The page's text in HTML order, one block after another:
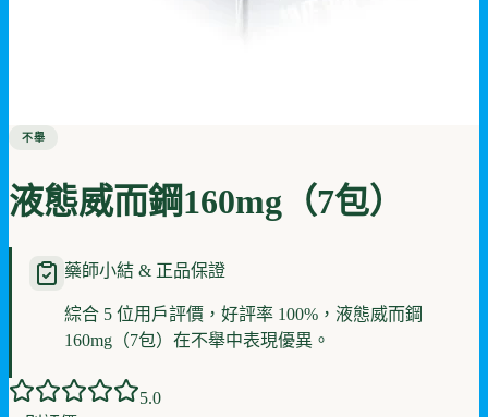
不舉
液態威而鋼160mg（7包）
藥師小結 & 正品保證
綜合 5 位用戶評價，好評率 100%，液態威而鋼
160mg（7包）在不舉中表現優異。
5.0